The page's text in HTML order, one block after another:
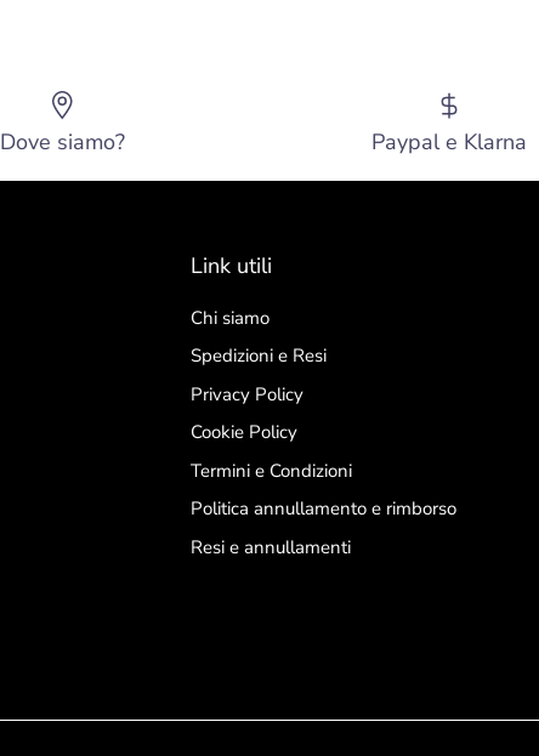
Dove siamo? Paypal e Klarna
Link utili
Chi siamo
Spedizioni e Resi
Privacy Policy
Cookie Policy
Termini e Condizioni
Politica annullamento e rimborso
Resi e annullamenti